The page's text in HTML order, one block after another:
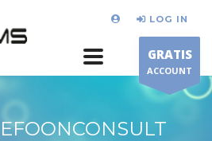
LOG IN
GRATIS
ACCOUNT